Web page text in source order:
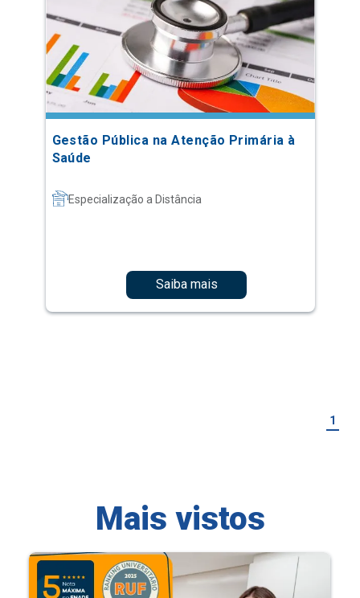
Gestão Pública na Atenção Primária à
Saúde
Especialização a Distância
Saiba mais
1
Mais vistos